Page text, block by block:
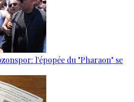
l'épopée du "Pharaon" se